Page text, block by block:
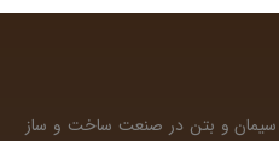
و بتن در صنعت ساخت و ساز